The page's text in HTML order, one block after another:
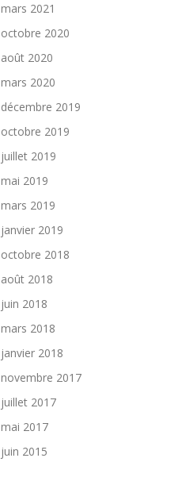
mars 2021
octobre 2020
août 2020
mars 2020
décembre 2019
octobre 2019
juillet 2019
mai 2019
mars 2019
janvier 2019
octobre 2018
août 2018
juin 2018
mars 2018
janvier 2018
novembre 2017
juillet 2017
mai 2017
juin 2015